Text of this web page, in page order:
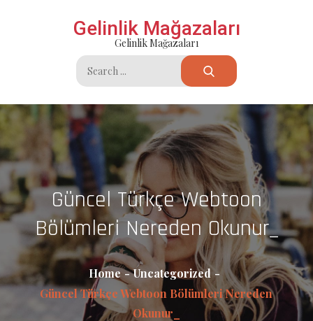
Gelinlik Mağazaları
Gelinlik Mağazaları
Search
for:
Güncel Türkçe Webtoon
Bölümleri Nereden Okunur_
Home
Uncategorized
Güncel Türkçe Webtoon Bölümleri Nereden
Okunur_